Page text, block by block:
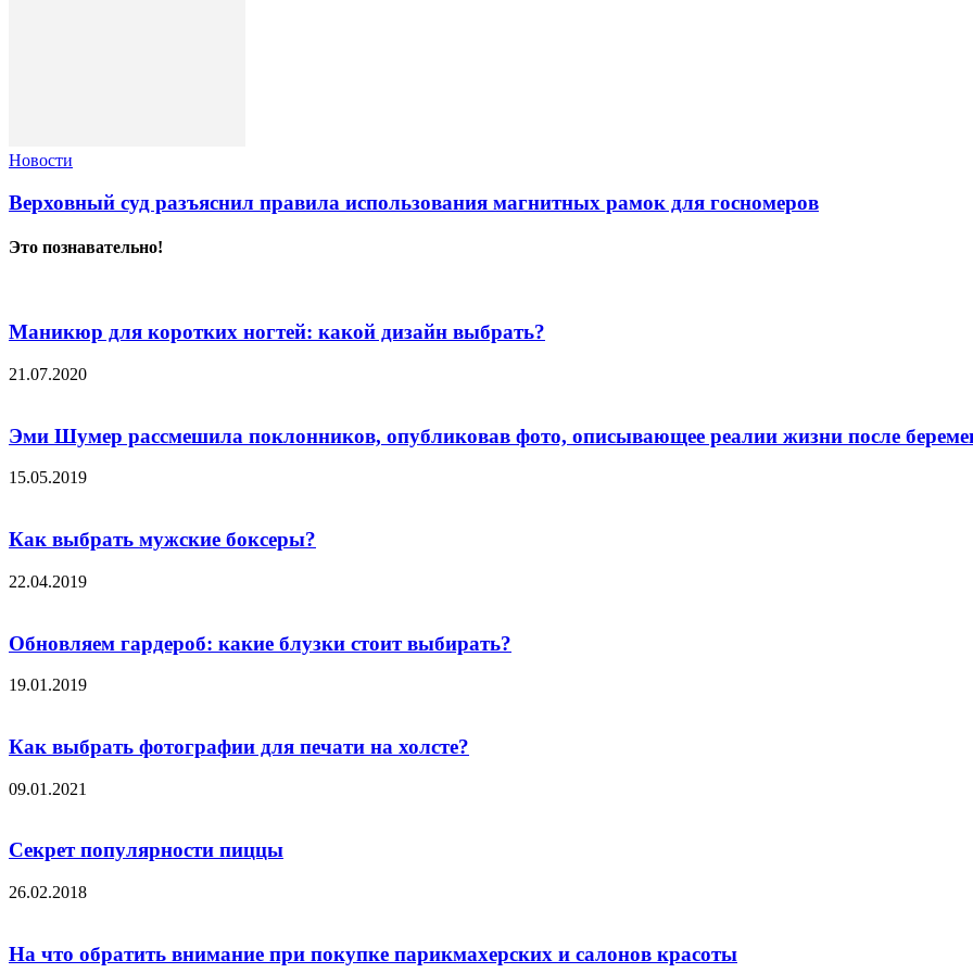
Новости
Верховный суд разъяснил правила использования магнитных рамок для госномеров
Это познавательно!
Маникюр для коротких ногтей: какой дизайн выбрать?
21.07.2020
Эми Шумер рассмешила поклонников, опубликовав фото, описывающее реалии жизни после
15.05.2019
Как выбрать мужские боксеры?
22.04.2019
Обновляем гардероб: какие блузки стоит выбирать?
19.01.2019
Как выбрать фотографии для печати на холсте?
09.01.2021
Секрет популярности пиццы
26.02.2018
На что обратить внимание при покупке парикмахерских и салонов красоты